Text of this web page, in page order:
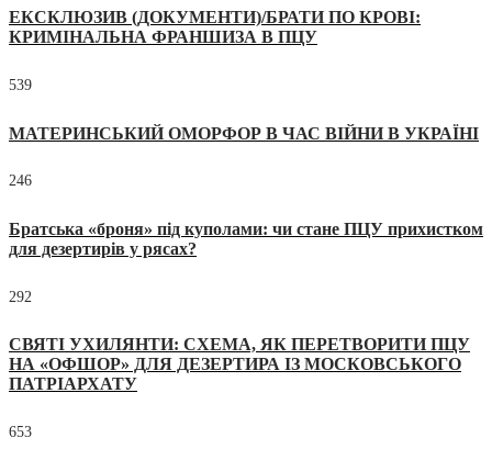
ЕКСКЛЮЗИВ (ДОКУМЕНТИ)/БРАТИ ПО КРОВІ:
КРИМІНАЛЬНА ФРАНШИЗА В ПЦУ
539
МАТЕРИНСЬКИЙ ОМОРФОР В ЧАС ВІЙНИ В УКРАЇНІ
246
Братська «броня» під куполами: чи стане ПЦУ прихистком
для дезертирів у рясах?
292
СВЯТІ УХИЛЯНТИ: СХЕМА, ЯК ПЕРЕТВОРИТИ ПЦУ
НА «ОФШОР» ДЛЯ ДЕЗЕРТИРА ІЗ МОСКОВСЬКОГО
ПАТРІАРХАТУ
653